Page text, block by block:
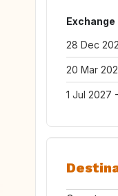
28 Dec
20 Mar
1 Jul 2027